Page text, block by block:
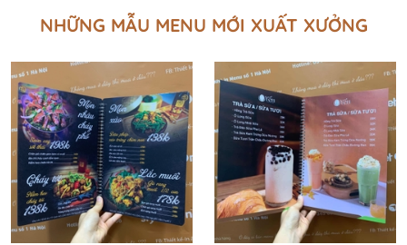
NHỮNG MẪU MENU MỚI XUẤT XƯỞNG